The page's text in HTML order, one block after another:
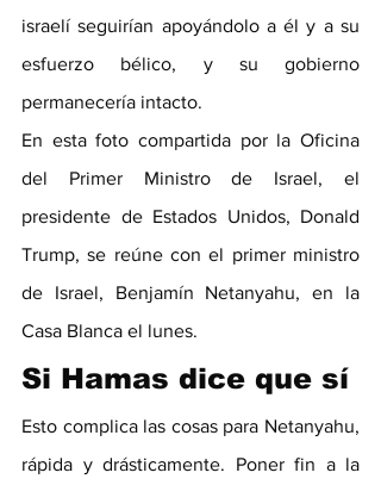
israelí seguirían apoyándolo a él y a su
esfuerzo bélico, y su gobierno
permanecería intacto.
En esta foto compartida por la Oficina
del Primer Ministro de Israel, el
presidente de Estados Unidos, Donald
Trump, se reúne con el primer ministro
de Israel, Benjamín Netanyahu, en la
Casa Blanca el lunes.
Si Hamas dice que sí
Esto complica las cosas para Netanyahu,
rápida y drásticamente. Poner fin a la